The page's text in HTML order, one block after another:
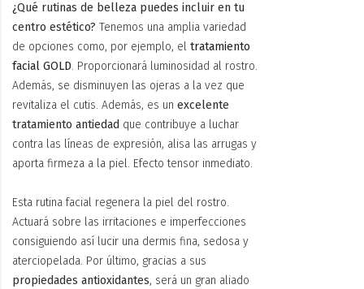
¿Qué rutinas de belleza puedes incluir en tu
centro estético? Tenemos una amplia variedad
de opciones como, por ejemplo, el tratamiento
facial GOLD. Proporcionará luminosidad al rostro.
Además, se disminuyen las ojeras a la vez que
revitaliza el cutis. Además, es un excelente
tratamiento antiedad que contribuye a luchar
contra las líneas de expresión, alisa las arrugas y
aporta firmeza a la piel. Efecto tensor inmediato.
Esta rutina facial regenera la piel del rostro.
Actuará sobre las irritaciones e imperfecciones
consiguiendo así lucir una dermis fina, sedosa y
aterciopelada. Por último, gracias a sus
propiedades antioxidantes, será un gran aliado